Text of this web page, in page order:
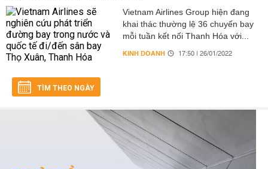
Vietnam Airlines Group hiện đang
khai thác thường lệ 36 chuyến bay
mỗi tuần kết nối Thanh Hóa với...
KINH DOANH 17:50 | 26/01/2022
TÌM THEO NGÀY